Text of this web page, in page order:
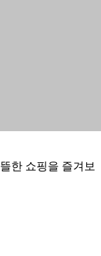
한 쇼핑을 즐겨보